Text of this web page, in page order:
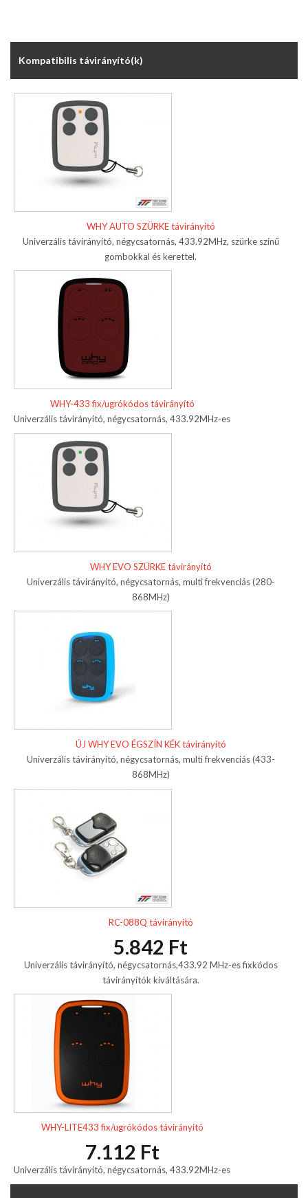
Kompatibilis távirányító(k)
WHY AUTO SZÜRKE távirányító
Univerzális távirányító, négycsatornás, 433.92MHz, szürke színű
gombokkal és kerettel.
WHY-433 fix/ugrókódos távirányító
Univerzális távirányító, négycsatornás, 433.92MHz-es
WHY EVO SZÜRKE távirányító
Univerzális távirányító, négycsatornás, multi frekvenciás (280-
868MHz)
ÚJ WHY EVO ÉGSZÍN KÉK távirányító
Univerzális távirányító, négycsatornás, multi frekvenciás (433-
868MHz)
RC-088Q távirányító
5.842 Ft
Univerzális távirányító, négycsatornás,433.92 MHz-es fixkódos
távirányítók kiváltására.
WHY-LITE433 fix/ugrókódos távirányító
7.112 Ft
Univerzális távirányító, négycsatornás, 433.92MHz-es